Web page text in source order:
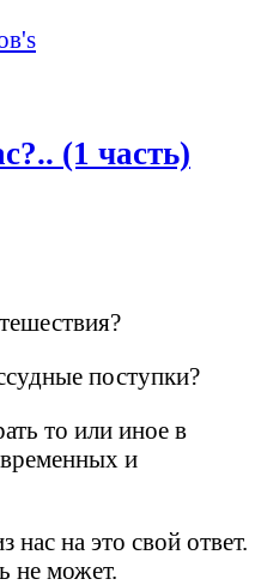
(1 часть)
поступки?
то или иное в
и
на это свой ответ.
не может.